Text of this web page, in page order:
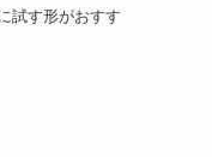
試す形がおすす